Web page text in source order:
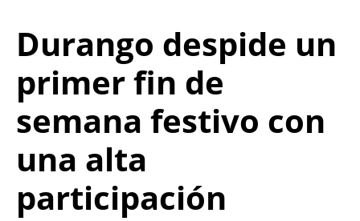
Durango despide un
primer fin de
semana festivo con
una alta
participación